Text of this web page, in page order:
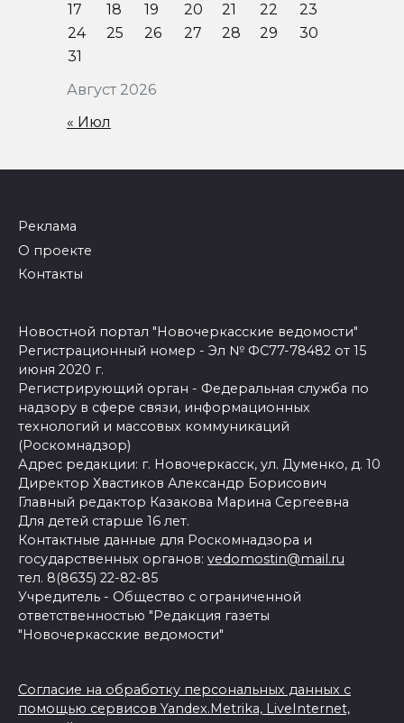
Август 2026
17
18 19 20 21 22
23
24
25 26 27 28 29
30
31
« Июл
Реклама
О проекте
Контакты
Новостной портал "Новочеркасские ведомости"
Регистрационный номер - Эл № ФС77-78482 от 15
июня 2020 г.
Регистрирующий орган - Федеральная служба по
надзору в сфере связи, информационных
технологий и массовых коммуникаций
(Роскомнадзор)
Адрес редакции: г. Новочеркасск, ул. Думенко, д. 10
Директор Хвастиков Александр Борисович
Главный редактор Казакова Марина Сергеевна
Для детей старше 16 лет.
Контактные данные для Роскомнадзора и
государственных органов: vedomostin@mail.ru
тел. 8(8635) 22-82-85
Учредитель - Общество с ограниченной
ответственностью "Редакция газеты
"Новочеркасские ведомости"
Согласие на обработку персональных данных с
помощью сервисов Yandex.Metrika, LiveInternet,